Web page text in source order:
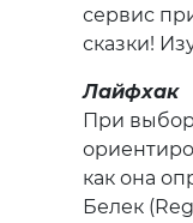
сервис
сказки!
Лайфхак
При
как она
Белек